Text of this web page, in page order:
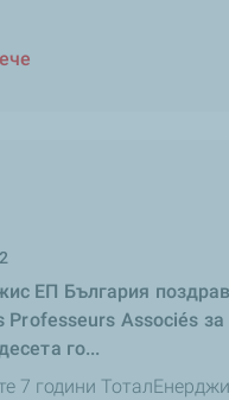
ЕП България
Professeurs Associés за
го...
7 години